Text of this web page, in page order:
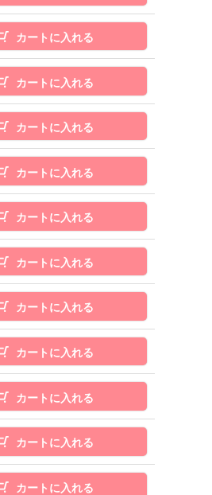
カートに入れる
カートに入れる
カートに入れる
カートに入れる
カートに入れる
カートに入れる
カートに入れる
カートに入れる
カートに入れる
カートに入れる
カートに入れる